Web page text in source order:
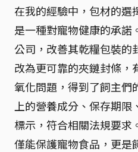
在我的經驗中，包材的選
是一種對寵物健康的承諾
公司，改善其乾糧包裝的
改為更可靠的夾鏈封條，
氧化問題，得到了飼主們
上的營養成分、保存期
標示，符合相關法規要求
僅能保護寵物食品，更是